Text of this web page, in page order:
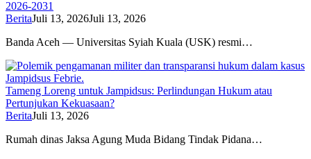
2026-2031
BeritaJuli 13, 2026Juli 13, 2026
Banda Aceh — Universitas Syiah Kuala (USK) resmi…
Tameng Loreng untuk Jampidsus: Perlindungan Hukum atau
Pertunjukan Kekuasaan?
BeritaJuli 13, 2026
Rumah dinas Jaksa Agung Muda Bidang Tindak Pidana…